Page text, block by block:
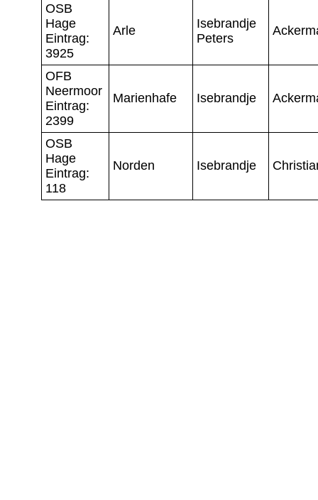
OSB
Hage
Eintrag:
3925
Arle
Isebrandje
Peters
OFB
Neermoor
Eintrag:
2399
Marienhafe Isebrandje
OSB
Hage
Eintrag:
118
Norden Isebrandje